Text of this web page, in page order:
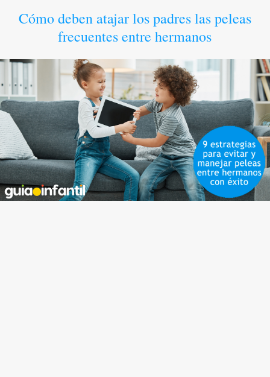
Cómo deben atajar los padres las peleas
frecuentes entre hermanos